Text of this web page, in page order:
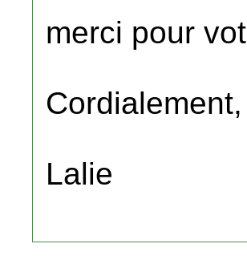
merci pour
Cordialement,
Lalie